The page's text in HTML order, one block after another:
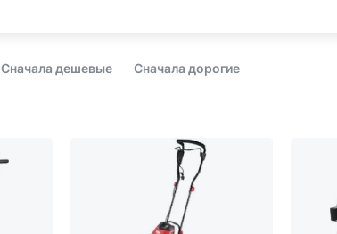
Сначала дешевые Сначала дорогие